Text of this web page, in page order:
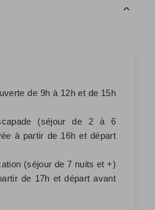
de 9h à 12h et de 15h
(séjour de 2 à 6
à partir de 16h et départ
(séjour de 7 nuits et +)
de 17h et départ avant